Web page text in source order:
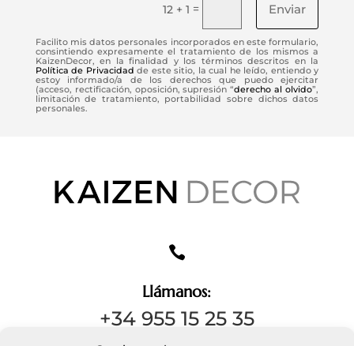
12 + 1 = Enviar
Facilito mis datos personales incorporados en este formulario,
consintiendo expresamente el tratamiento de los mismos a
KaizenDecor, en la finalidad y los términos descritos en la
Política de Privacidad de este sitio, la cual he leído, entiendo y
estoy informado/a de los derechos que puedo ejercitar
(acceso, rectificación, oposición, supresión “derecho al olvido”,
limitación de tratamiento, portabilidad sobre dichos datos
personales.

Llámanos:
+34 955 15 25 35